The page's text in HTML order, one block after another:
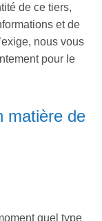
de ce tiers,
et de
nous vous
pour le
matière de
quel type